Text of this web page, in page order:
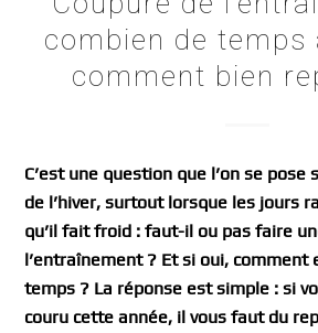
combien de temps
comment bien
C’est une question que l’on se pose
de l’hiver, surtout lorsque les jours
qu’il fait froid : faut-il ou pas faire
l’entraînement ? Et si oui, comment
temps ? La réponse est simple : si
couru cette année, il vous faut du